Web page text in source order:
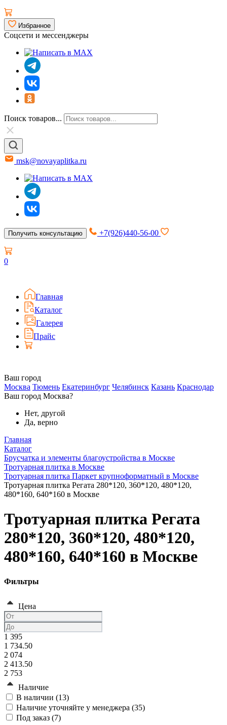
Избранное
Соцсети и мессенджеры
Поиск товаров...
msk@novayaplitka.ru
Получить консультацию +7(926)440-56-00
0
Главная
Каталог
Галерея
Прайс
Ваш город
Москва Тюмень Екатеринбург Челябинск Казань Краснодар
Ваш город Москва?
Нет, другой
Да, верно
Главная
Каталог
Брусчатка и элементы благоустройства в Москве
Тротуарная плитка в Москве
Тротуарная плитка Паркет крупноформатный в Москве
Тротуарная плитка Регата 280*120, 360*120, 480*120,
480*160, 640*160 в Москве
Тротуарная плитка Регата
280*120, 360*120, 480*120,
480*160, 640*160 в Москве
Фильтры
Цена
1 395
1 734.50
2 074
2 413.50
2 753
Наличие
В наличии (13)
Наличие уточняйте у менеджера (35)
Под заказ (7)